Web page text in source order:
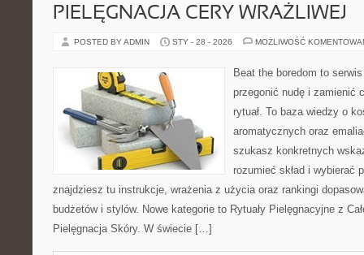
PIELĘGNACJA CERY WRAŻLIWEJ
POSTED BY ADMIN STY - 28 - 2026 MOŻLIWOŚĆ
Beat the boredom to
przegonić nudę i zamienić
rytuał. To baza wiedzy o
aromatycznych oraz
szukasz konkretnych
rozumieć skład i wybierać
znajdziesz tu instrukcje, wrażenia z użycia oraz rankingi
budżetów i stylów. Nowe kategorie to Rytuały Pielęgnacyjne z
Pielęgnacja Skóry. W świecie […]